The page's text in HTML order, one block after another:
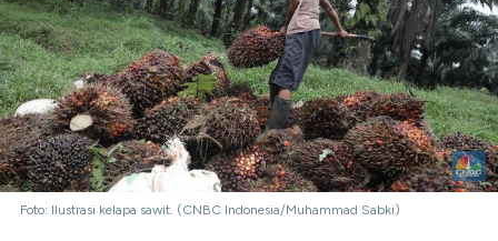
Foto: Ilustrasi kelapa sawit. (CNBC Indonesia/Muhammad Sabki)